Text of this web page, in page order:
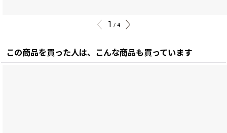
1 / 4
この商品を買った人は、こんな商品も買っています